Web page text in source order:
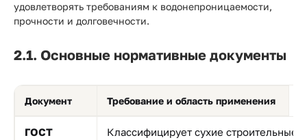
удовлетворять требованиям к водонепроницаемости,
прочности и долговечности.
2.1. Основные нормативные документы
Документ Требование и область применения
ГОСТ
Классифицирует сухие строительные